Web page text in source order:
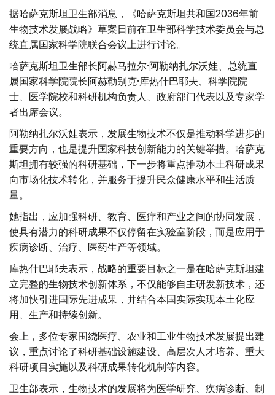
据哈萨克斯坦卫生部消息，《哈萨克斯坦共和国2036年前
生物技术发展战略》草案日前在卫生部科学技术委员会与总
统直属国家科学院联合会议上进行讨论。
哈萨克斯坦卫生部长阿赫马拉尔·阿勒纳扎尔沃娃、总统直
属国家科学院院长阿赫勒别克·库热什巴耶夫、科学院院
士、医学院校和科研机构负责人、政府部门代表以及专家学
者出席会议。
阿勒纳扎尔沃娃表示，发展生物技术不仅是推动科学进步的
重要方向，也是提升国家科技创新能力的关键举措。哈萨克
斯坦拥有较强的科研基础，下一步将重点推动本土科研成果
向市场化技术转化，并服务于提升民众健康水平和生活质
量。
她指出，应加强科研、教育、医疗和产业之间的协同发展，
使具有潜力的科研成果不仅停留在实验室阶段，而是应用于
疾病诊断、治疗、医药生产等领域。
库热什巴耶夫表示，战略的重要目标之一是在哈萨克斯坦建
立完整的生物技术创新体系，不仅能够自主研发新技术，还
将加快引进国际先进成果，并结合本国实际实现本土化应
用、生产和持续创新。
会上，多位专家围绕医疗、农业和工业生物技术发展提出建
议，重点讨论了科研基础设施建设、高层次人才培养、重大
科研项目实施以及科研成果转化机制等内容。
卫生部表示，生物技术的发展将为医学研究、疾病诊断、制